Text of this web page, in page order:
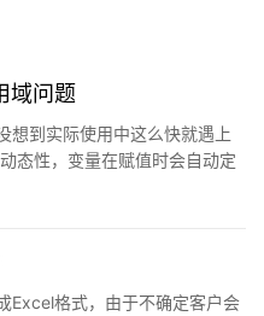
域问题
想到实际使用中这么快就遇上
态性，变量在赋值时会自动定
数中可直接使用，不需特意声…
Excel格式，由于不确定客户会